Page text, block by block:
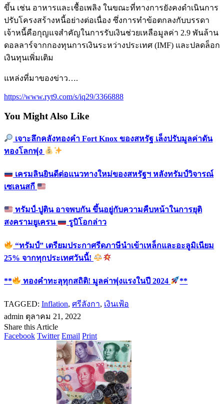
ขึ้น เช่น อาหารและเชื้อเพลิง ในขณะที่ทางการยังคงดำเนินการ
ปรับโครงสร้างหนี้อย่างต่อเนื่อง ซึ่งการทำข้อตกลงกับบรรดา
เจ้าหนี้คือกุญแจสำคัญในการรับเงินช่วยเหลือมูลค่า 2.9 พันล้าน
ดอลลาร์จากกองทุนการเงินระหว่างประเทศ (IMF) และปลดล็อก
เงินทุนเพิ่มเติม
แหล่งที่มาของข่าว….
https://www.ryt9.com/s/iq29/3366888
You Might Also Like
เจาะลึกคลังทองคำ Fort Knox ของสหรัฐ เล็งปรับมูลค่าดัน
ทองโลกพุ่ง
เครมลินยินดีต่อแนวทางใหม่ของสหรัฐฯ หลังทรัมป์วิจารณ์
เซเลนสกี
ทรัมป์-ปูติน อาจพบกัน ขึ้นอยู่กับความคืบหน้าในการยุติ
สงครามยูเครน
รูบิโอกล่าว
“ทรัมป์” เตรียมประกาศรีดภาษีนำเข้าเหล็กและอะลูมิเนียม
25% จากทุกประเทศวันนี้!
** ทองคำทะลุทุกสถิติ! มูลค่าพุ่งแรงในปี 2024 **
TAGGED: Inflation, ศรีลังกา, เงินเฟ้อ
admin ตุลาคม 21, 2022
Share this Article
Facebook Twitter Email Print